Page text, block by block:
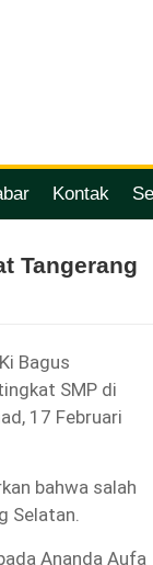
Kontak
Tangerang
Bagus
SMP di
17 Februari
bahwa salah
Selatan.
Ananda Aufa